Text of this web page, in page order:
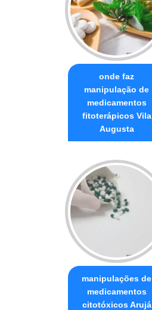
onde faz
manipulação de
medicamentos
fitoterápicos Vila
Augusta
manipulações de
medicamentos
citotóxicos Arujá